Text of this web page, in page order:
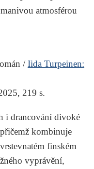
atmosférou
/Iida Turpeinen:
219 s.
i drancování divoké
kombinuje
finském
vyprávění,